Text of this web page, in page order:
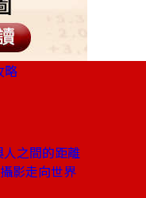
略
之間的距離
影走向世界